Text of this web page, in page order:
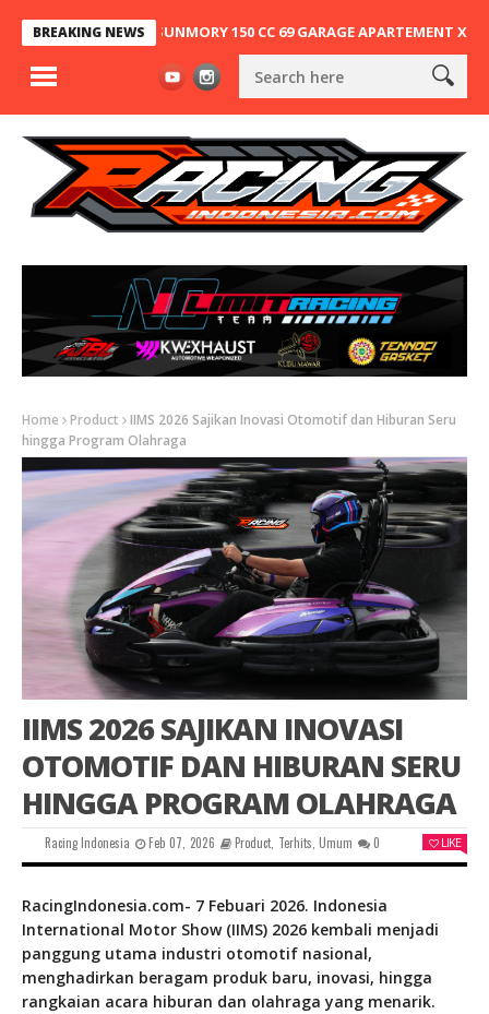
BREAKING NEWS
NINJA 2T SUNMORY 150 CC 69 GARAGE APARTEMENT X SA63
Home Product
IIMS 2026 Sajikan Inovasi Otomotif dan Hiburan Seru
hingga Program Olahraga
IIMS 2026 SAJIKAN INOVASI
OTOMOTIF DAN HIBURAN SERU
HINGGA PROGRAM OLAHRAGA
Racing Indonesia Feb 07, 2026 Product, Terhits,Umum 0 LIKE
RacingIndonesia.com- 7 Febuari 2026. Indonesia
International Motor Show (IIMS) 2026 kembali menjadi
panggung utama industri otomotif nasional,
menghadirkan beragam produk baru, inovasi, hingga
rangkaian acara hiburan dan olahraga yang menarik.